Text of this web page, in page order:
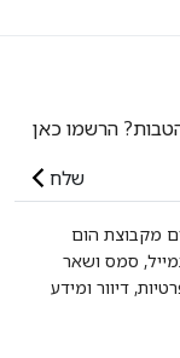
הרשמו כאן
שלח
מקבוצת הום
סמס ושאר
דיוור ומידע